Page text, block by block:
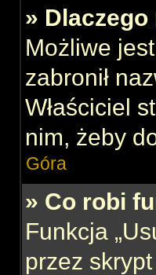
»
Możliwe
zabronił
Właściciel
nim, żeby
Góra
» Co robi
Funkcja
przez